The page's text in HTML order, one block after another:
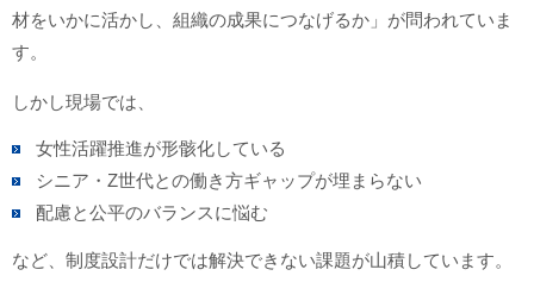
材をいかに活かし、組織の成果につなげるか」が問われていま
す。
しかし現場では、
女性活躍推進が形骸化している
シニア・Z世代との働き方ギャップが埋まらない
配慮と公平のバランスに悩む
など、制度設計だけでは解決できない課題が山積しています。